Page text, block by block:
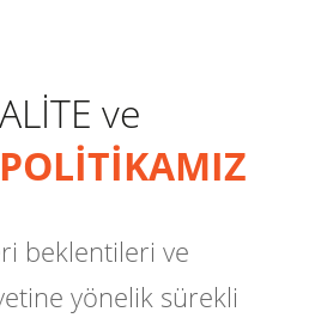
ve
beklentileri ve
yönelik sürekli